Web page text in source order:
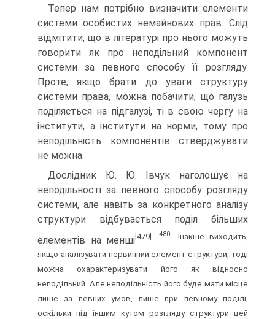
Тепер нам потрібно визначити елементи
системи особистих немайнових прав. Слід
відмітити, що в літературі про нього можуть
говорити як про неподільний компонент
системи за певного способу її розгляду.
Проте, якщо брати до уваги структуру
системи права, можна побачити, що галузь
поділяється на підгалузі, ті в свою чергу на
інститути, а інститути на норми, тому про
неподільність компонентів стверджувати
не можна.
Дослідник Ю. Ю. Івчук наголошує на
неподільності за певного способу розгляду
системи, але навіть за конкретного аналізу
структури відбувається поділ більших
елементів на менші[479] [480] . Інакше виходить,
якщо аналізувати первинний елемент структури, тоді
можна охарактеризувати його як відносно
неподільний. Але неподільність його буде мати місце
лише за певних умов, лише при певному поділі,
оскільки під іншим кутом розгляду структури цей